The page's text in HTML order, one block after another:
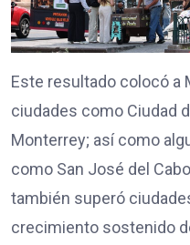
Este resultado colocó a
ciudades como Ciudad
Monterrey; así como
como San José del
también superó
crecimiento sostenido